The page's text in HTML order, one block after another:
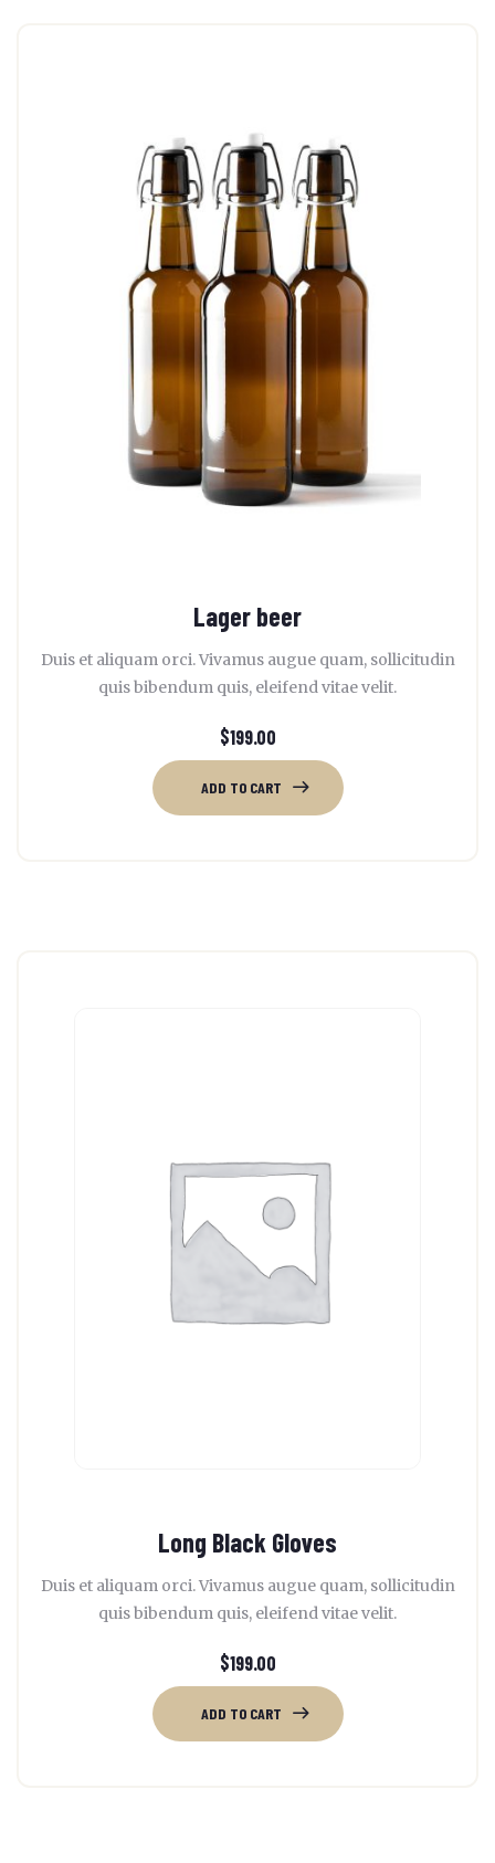
Lager beer
Duis et aliquam orci. Vivamus augue quam, sollicitudin
quis bibendum quis, eleifend vitae velit.
$199.00
ADD TO CART
Long Black Gloves
Duis et aliquam orci. Vivamus augue quam, sollicitudin
quis bibendum quis, eleifend vitae velit.
$199.00
ADD TO CART